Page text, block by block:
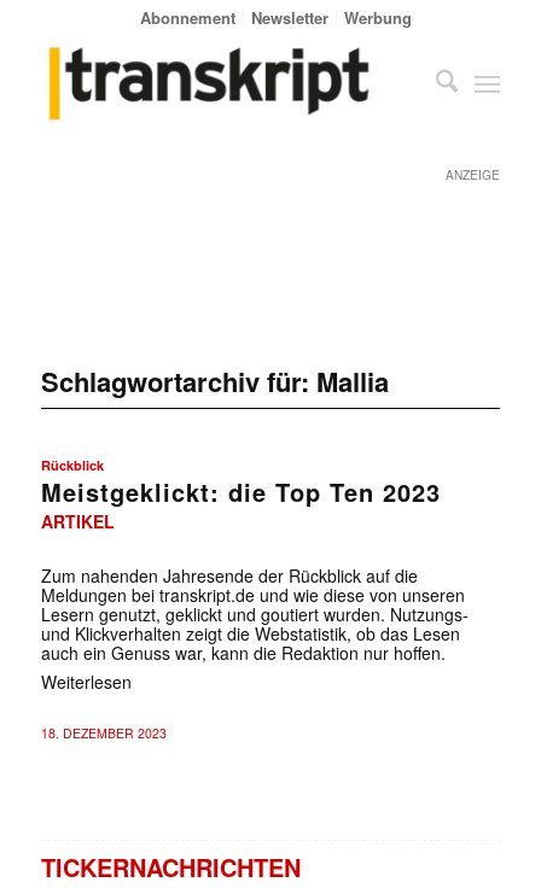
Abonnement Newsletter Werbung
ANZEIGE
Schlagwortarchiv für: Mallia
Rückblick
Meistgeklickt: die Top Ten 2023
ARTIKEL
Zum nahenden Jahresende der Rückblick auf die
Meldungen bei transkript.de und wie diese von unseren
Lesern genutzt, geklickt und goutiert wurden. Nutzungs-
und Klickverhalten zeigt die Webstatistik, ob das Lesen
auch ein Genuss war, kann die Redaktion nur hoffen.
Weiterlesen
18. DEZEMBER 2023
TICKERNACHRICHTEN